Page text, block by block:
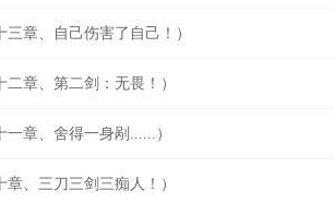
章、自己伤害了自己！）
章、第二剑：无畏！）
章、舍得一身剐......）
、三刀三剑三痴人！）